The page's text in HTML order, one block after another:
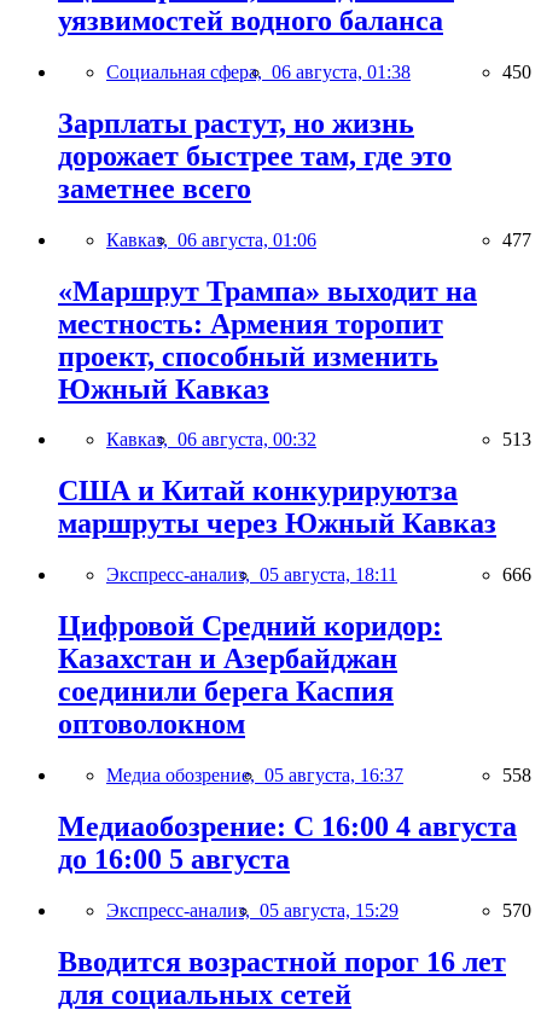
уязвимостей водного баланса
Социальная сфера, 06 августа, 01:38 450
Зарплаты растут, но жизнь
дорожает быстрее там, где это
заметнее всего
Кавказ, 06 августа, 01:06 477
«Маршрут Трампа» выходит на
местность: Армения торопит
проект, способный изменить
Южный Кавказ
Кавказ, 06 августа, 00:32 513
США и Китай конкурируютза
маршруты через Южный Кавказ
Экспресс-анализ, 05 августа, 18:11 666
Цифровой Средний коридор:
Казахстан и Азербайджан
соединили берега Каспия
оптоволокном
Медиа обозрение, 05 августа, 16:37 558
Медиаобозрение: С 16:00 4 августа
до 16:00 5 августа
Экспресс-анализ, 05 августа, 15:29 570
Вводится возрастной порог 16 лет
для социальных сетей